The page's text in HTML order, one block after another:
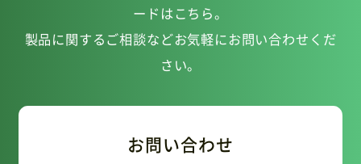
ードはこちら。
製品に関するご相談などお気軽にお問い合わせくだ
さい。
お問い合わせ